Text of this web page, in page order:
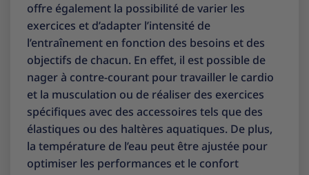
offre également la possibilité de varier les
exercices et d’adapter l’intensité de
l’entraînement en fonction des besoins et des
objectifs de chacun. En effet, il est possible de
nager à contre-courant pour travailler le cardio
et la musculation ou de réaliser des exercices
spécifiques avec des accessoires tels que des
élastiques ou des haltères aquatiques. De plus,
la température de l’eau peut être ajustée pour
optimiser les performances et le confort